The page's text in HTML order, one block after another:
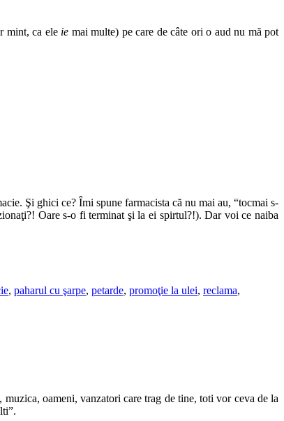
mint, ca ele ie mai multe) pe care de câte ori o aud nu mă pot
Şi ghici ce? Îmi spune farmacista că nu mai au, “tocmai s-
Oare s-o fi terminat şi la ei spirtul?!). Dar voi ce naiba
, paharul cu şarpe, petarde, promoţie la ulei, reclama,
oameni, vanzatori care trag de tine, toti vor ceva de la